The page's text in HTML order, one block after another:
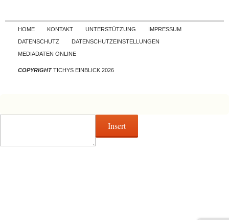
Skip to content
HOME KONTAKT UNTERSTÜTZUNG
IMPRESSUM
DATENSCHUTZ
DATENSCHUTZEINSTELLUNGEN
MEDIADATEN ONLINE
COPYRIGHTTICHYS EINBLICK 2026
Insert